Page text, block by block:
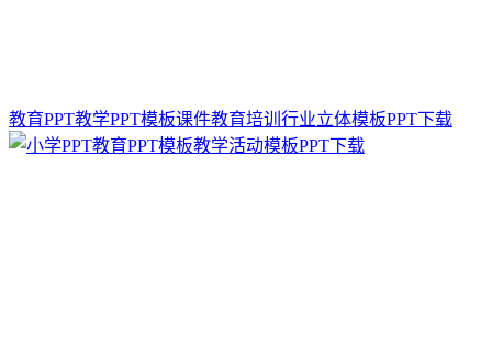
教育PPT教学PPT模板课件教育培训行业立体模板PPT下载